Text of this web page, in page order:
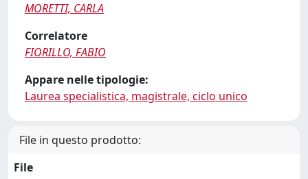
MORETTI, CARLA
Correlatore
FIORILLO, FABIO
Appare nelle tipologie:
Laurea specialistica, magistrale, ciclo unico
File in questo prodotto:
File